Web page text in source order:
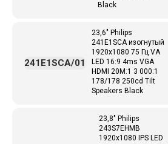
Black
23,6" Philips
241E1SCA изогнутый
1920x1080 75 Гц VA
LED 16:9 4ms VGA
HDMI 20M:1 3 000:1
178/178 250cd Tilt
Speakers Black
241E1SCA/01
23,8" Philips
243S7EHMB
1920x1080 IPS LED